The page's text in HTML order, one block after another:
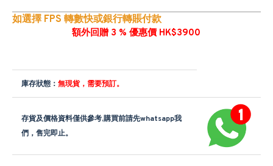
如選擇 FPS 轉數快或銀行轉賬付款
額外回贈 3 % 優惠價 HK$3900
庫存狀態： 無現貨，需要預訂。
存貨及價格資料僅供參考,購買前請先whatsapp我
們，售完即止。